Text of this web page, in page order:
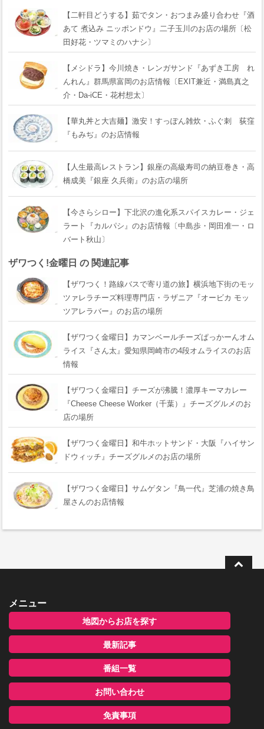
【二軒目どうする】茹でタン・おつまみ盛り合わせ『酒
あて 煮込み ニッポンドウ』二子玉川のお店の場所〔松
田好花・ツマミのハナシ〕
【メシドラ】今川焼き・レンガサンド『あずき工房 れ
んれん』群馬県富岡のお店情報〔EXIT兼近・満島真之
介・Da-iCE・花村想太〕
【華丸丼と大吉麺】激安！すっぽん雑炊・ふぐ刺 荻窪
『もみぢ』のお店情報
【人生最高レストラン】銀座の高級寿司の納豆巻き・高
橋成美『銀座 久兵衛』のお店の場所
【今さらシロー】下北沢の進化系スパイスカレー・ジェ
ラート『カルパシ』のお店情報〔中島歩・岡田准一・ロ
バート秋山〕
ザワつく!金曜日 の 関連記事
【ザワつく！路線バスで寄り道の旅】横浜地下街のモッ
ツァレラチーズ料理専門店・ラザニア『オービカ モッ
ツアレラバー』のお店の場所
【ザワつく金曜日】カマンベールチーズぱっかーんオム
ライス『さん太』愛知県岡崎市の4段オムライスのお店
情報
【ザワつく金曜日】チーズが沸騰！濃厚キーマカレー
『Cheese Cheese Worker（千葉）』チーズグルメのお
店の場所
【ザワつく金曜日】和牛ホットサンド・大阪『ハイサン
ドウィッチ』チーズグルメのお店の場所
【ザワつく金曜日】サムゲタン『鳥一代』芝浦の焼き鳥
屋さんのお店情報
メニュー
地図からお店を探す
最新記事
番組一覧
お問い合わせ
免責事項